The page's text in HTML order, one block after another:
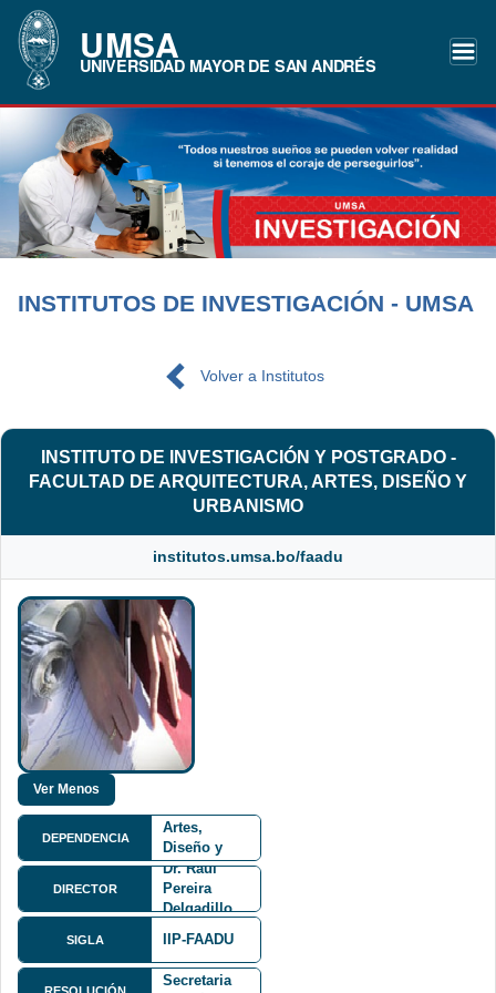
UMSA
UNIVERSIDAD MAYOR DE SAN ANDRÉS
INSTITUTOS DE INVESTIGACIÓN - UMSA
Volver a Institutos
INSTITUTO DE INVESTIGACIÓN Y POSTGRADO -
FACULTAD DE ARQUITECTURA, ARTES, DISEÑO Y
URBANISMO
institutos.umsa.bo/faadu
DEPENDENCIA
Artes,
Diseño y
Urbanismo
FAADU
DIRECTOR
Dr. Raul
Pereira
Delgadillo
SIGLA IIP-FAADU
Resolución
de
Secretaria